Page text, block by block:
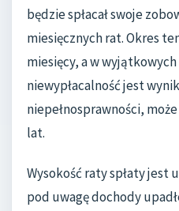
będzie spłacał swoje
miesięcznych rat. Okres
miesięcy, a w
niewypłacalność jest
niepełnosprawności,
lat.
Wysokość raty spłaty jest
pod uwagę dochody